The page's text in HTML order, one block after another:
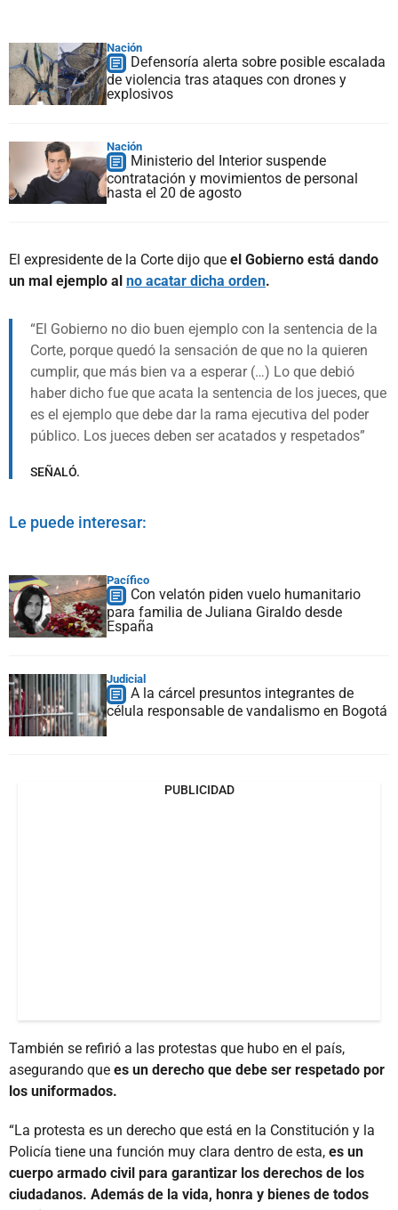
Nación
Defensoría alerta sobre posible escalada
de violencia tras ataques con drones y
explosivos
Nación
Ministerio del Interior suspende
contratación y movimientos de personal
hasta el 20 de agosto
El expresidente de la Corte dijo que el Gobierno está dando
un mal ejemplo al no acatar dicha orden.
El Gobierno no dio buen ejemplo con la sentencia de la
Corte, porque quedó la sensación de que no la quieren
cumplir, que más bien va a esperar (…) Lo que debió
haber dicho fue que acata la sentencia de los jueces, que
es el ejemplo que debe dar la rama ejecutiva del poder
público. Los jueces deben ser acatados y respetados
SEÑALÓ.
Le puede interesar:
Pacífico
Con velatón piden vuelo humanitario
para familia de Juliana Giraldo desde
España
Judicial
A la cárcel presuntos integrantes de
célula responsable de vandalismo en Bogotá
PUBLICIDAD
También se refirió a las protestas que hubo en el país,
asegurando que es un derecho que debe ser respetado por
los uniformados.
“La protesta es un derecho que está en la Constitución y la
Policía tiene una función muy clara dentro de esta, es un
cuerpo armado civil para garantizar los derechos de los
ciudadanos. Además de la vida, honra y bienes de todos